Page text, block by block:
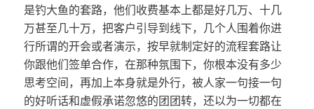
是钓大鱼的套路，他们收费基本上都是好几万、十几
万甚至几十万，把客户引导到线下，几个人围着你进
行所谓的开会或者演示，按早就制定好的流程套路让
你跟他们签单合作，在那种氛围下，你根本没有多少
思考空间，再加上本身就是外行，被人家一句接一句
的好听话和虚假承诺忽悠的团团转，还以为一切都在